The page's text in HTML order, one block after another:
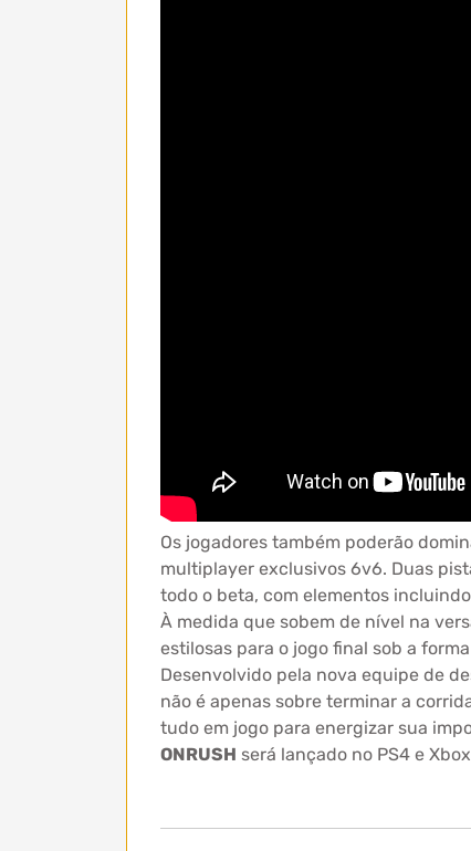
Os jogadores também poderão
multiplayer exclusivos 6v6. Duas
todo o beta, com elementos
À medida que sobem de nível na
estilosas para o jogo final sob a
Desenvolvido pela nova equipe de
não é apenas sobre terminar a
tudo em jogo para energizar sua
ONRUSH será lançado no PS4 e